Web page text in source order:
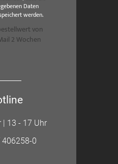
Daten
werden.
von
2 Wochen
| 13 - 17 Uhr
0